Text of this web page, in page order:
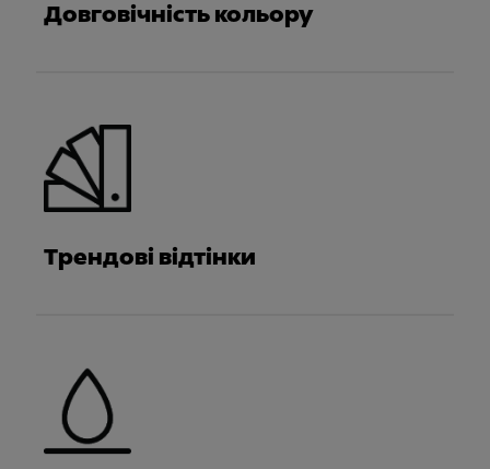
Довговічність кольору
Трендові відтінки